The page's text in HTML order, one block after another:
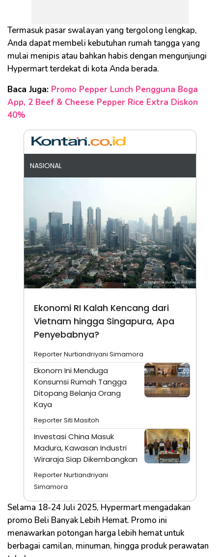
Termasuk pasar swalayan yang tergolong lengkap,
Anda dapat membeli kebutuhan rumah tangga yang
mulai menipis atau bahkan habis dengan mengunjungi
Hypermart terdekat di kota Anda berada.
Baca Juga: Promo Pepper Lunch Pengguna Boga
App, 2 Beef & Cheese Pepper Rice Extra Diskon
40%
NASIONAL
Ekonomi RI Kalah Kencang dari
Vietnam hingga Singapura, Apa
Penyebabnya?
Reporter Nurtiandriyani Simamora
Ekonom Ini Menduga
Konsumsi Rumah Tangga
Ditopang Belanja Orang
Kaya
Reporter Siti Masitoh
Investasi China Masuk
Madura, Kawasan Industri
Wiraraja Siap Dikembangkan
Reporter Nurtiandriyani
Simamora
Selama 18-24 Juli 2025, Hypermart mengadakan
promo Beli Banyak Lebih Hemat. Promo ini
menawarkan potongan harga lebih hemat untuk
berbagai camilan, minuman, hingga produk perawatan